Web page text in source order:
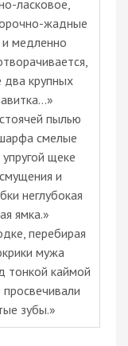
ласковое,
жадные
и медленно
два крупных
пылью
смелые
щеке
и
неглубокая
ямка.»
перебирая
мужа
тонкой каймой
зубы.»